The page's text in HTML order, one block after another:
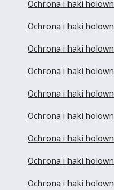
Ochrona i haki
Ochrona i haki
Ochrona i haki
Ochrona i haki
Ochrona i haki
Ochrona i haki
Ochrona i haki
Ochrona i haki
Ochrona i haki